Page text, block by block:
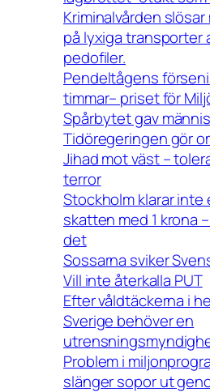
Kriminalvården
på lyxiga transporter
pedofiler.
Pendeltågens
timmar– priset för
Spårbytet gav
Tidöregeringen gör
Jihad mot väst –
terror
Stockholm klarar inte
skatten med 1 krona
det
Sossarna sviker
Vill inte återkalla PUT
Efter våldtäckerna i
Sverige behöver en
Problem i
slänger sopor ut